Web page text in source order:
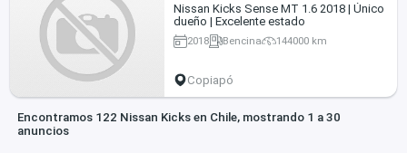
Nissan Kicks Sense MT 1.6 2018 | Único
dueño | Excelente estado
2018 Bencina 144000 km
Copiapó
Encontramos 122 Nissan Kicks en Chile, mostrando 1 a 30
anuncios